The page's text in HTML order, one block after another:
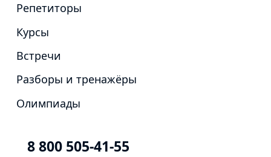
Репетиторы
Курсы
Встречи
Разборы и тренажёры
Олимпиады
8 800 505-41-55